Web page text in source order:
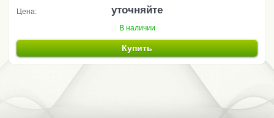
Цена: уточняйте
В наличии
Купить